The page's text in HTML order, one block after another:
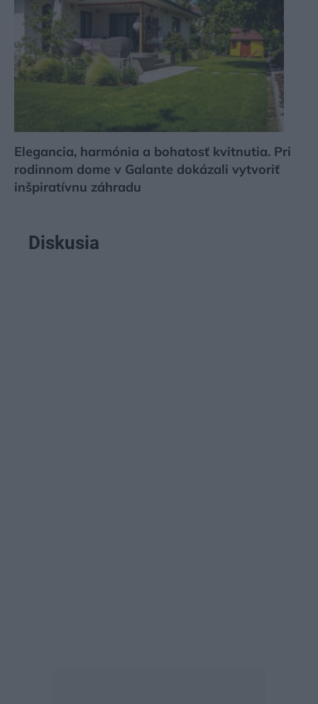
Elegancia, harmónia a bohatosť kvitnutia. Pri
rodinnom dome v Galante dokázali vytvoriť
inšpiratívnu záhradu
Diskusia